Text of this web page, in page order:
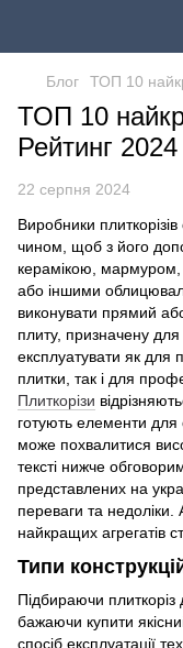
Блог ТОП 10
ТОП 10
Рейтинг 2024
22 серпня 2024
Виробники
чином, щоб з його
керамікою, мармуром,
або іншими
виконувати прямий
плиту, призначену
експлуатувати як для
плитки, так і для
Плиткорізи
готують елементи для
може похвалитися
тексті нижче
представлених на
переваги та
найкращих агрегатів
Типи
Підбираючи
бажаючи купити
спосіб експлуатації